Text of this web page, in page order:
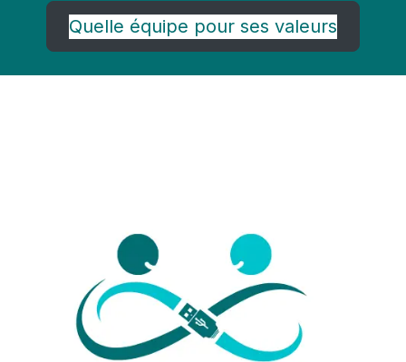
Quelle équipe pour ses valeurs